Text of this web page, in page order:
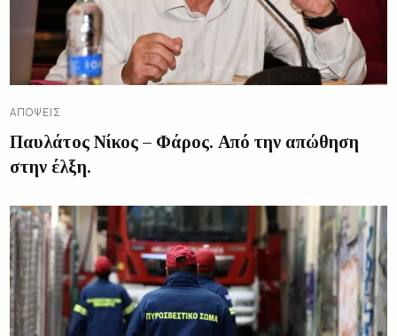
ΑΠΌΨΕΙΣ
Παυλάτος Νίκος – Φάρος. Από την απώθηση
στην έλξη.